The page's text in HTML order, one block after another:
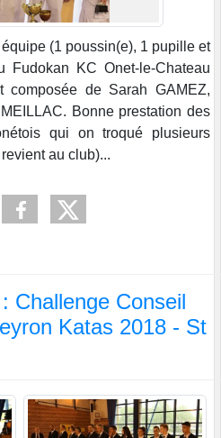
(1 poussin(e), 1 pupille et
Fudokan KC Onet-le-Chateau
de Sarah GAMEZ,
Bonne prestation des
qui on troqué plusieurs
au club)...
Challenge Conseil
Katas 2018 - St